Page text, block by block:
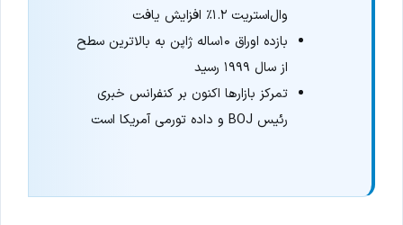
وال‌استریت ۱.۲٪ افزایش یافت
بازده اوراق ۱۰ساله ژاپن به بالاترین سطح
از سال ۱۹۹۹ رسید
تمرکز بازارها اکنون بر کنفرانس خبری
رئیس BOJ و داده تورمی آمریکا است